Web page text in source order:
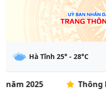
Hà Tĩnh 25° - 28°C
2025 Thông